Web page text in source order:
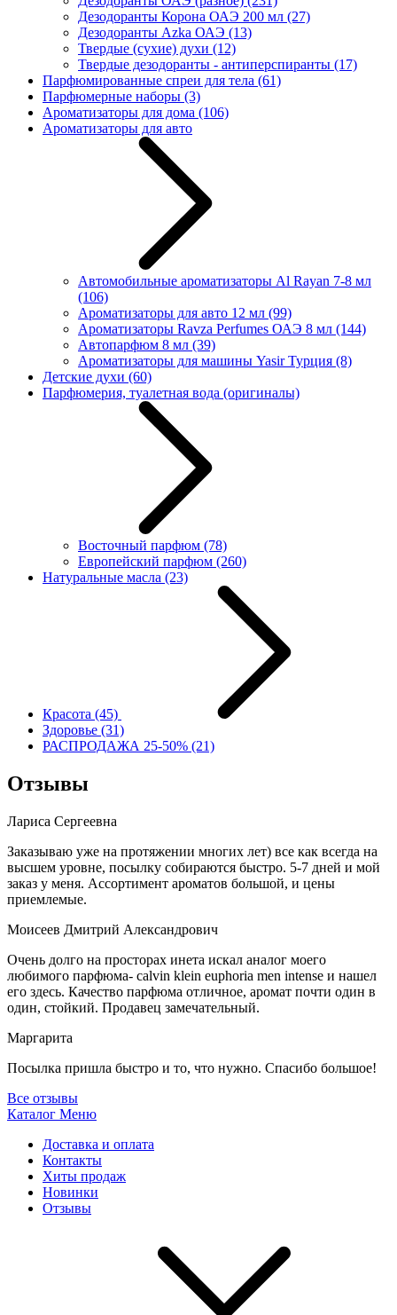
Дезодоранты Корона ОАЭ 200 мл (27)
Дезодоранты Azka ОАЭ (13)
Твердые (сухие) духи (12)
Твердые дезодоранты - антиперспиранты (17)
Парфюмированные спреи для тела (61)
Парфюмерные наборы (3)
Ароматизаторы для дома (106)
Ароматизаторы для авто
Автомобильные ароматизаторы Al Rayan 7-8 мл
(106)
Ароматизаторы для авто 12 мл (99)
Ароматизаторы Ravza Perfumes ОАЭ 8 мл (144)
Автопарфюм 8 мл (39)
Ароматизаторы для машины Yasir Турция (8)
Детские духи (60)
Парфюмерия, туалетная вода (оригиналы)
Восточный парфюм (78)
Европейский парфюм (260)
Натуральные масла (23)
Красота (45)
Здоровье (31)
РАСПРОДАЖА 25-50% (21)
Отзывы
Лариса Сергеевна
Заказываю уже на протяжении многих лет) все как всегда на
высшем уровне, посылку собираются быстро. 5-7 дней и мой
заказ у меня. Ассортимент ароматов большой, и цены
приемлемые.
Моисеев Дмитрий Александрович
Очень долго на просторах инета искал аналог моего
любимого парфюма- calvin klein euphoria men intense и нашел
его здесь. Качество парфюма отличное, аромат почти один в
один, стойкий. Продавец замечательный.
Маргарита
Посылка пришла быстро и то, что нужно. Спасибо большое!
Все отзывы
Каталог Меню
Доставка и оплата
Контакты
Хиты продаж
Новинки
Отзывы